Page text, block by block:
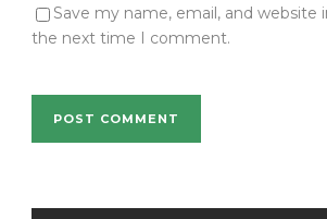
Save my name, email, and website
the next time I comment.